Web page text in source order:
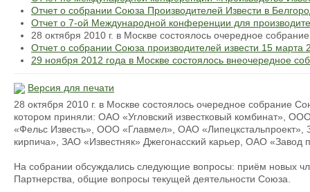
Отчет о собрании Союза Производителей Извести в
Отчет о 7-ой Международной конференции для
28 октября 2010 г. в Москве состоялось очередное
Отчет о собрании Союза производителей извести 15 марта
29 ноября 2012 года в Москве состоялось внеочередное
Версия для печати
28 октября 2010 г. в Москве состоялось очередное собрание
котором приняли: ОАО «Угловский известковый комбинат»,
«Фельс Известь», ООО «Главмел», ОАО «Липецкстальпроект»,
кирпича», ЗАО «Известняк» Джегонасский карьер, ОАО «Завод
На собрании обсуждались следующие вопросы: приём новых
Партнерства, общие вопросы текущей деятельности Союза.